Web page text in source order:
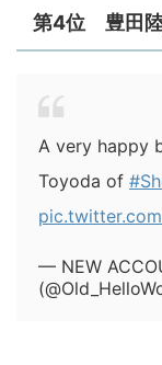
第4位 豊田
A very happy
Toyoda of
— NEW